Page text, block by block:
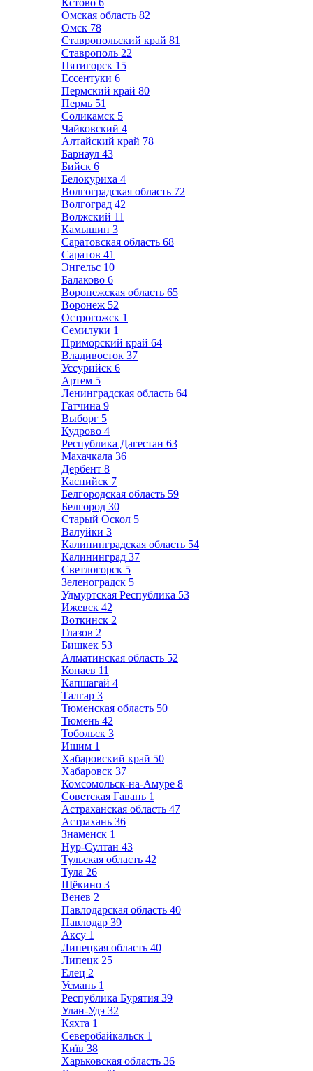
Кстово 6
Омская область 82
Омск 78
Ставропольский край 81
Ставрополь 22
Пятигорск 15
Ессентуки 6
Пермский край 80
Пермь 51
Соликамск 5
Чайковский 4
Алтайский край 78
Барнаул 43
Бийск 6
Белокуриха 4
Волгоградская область 72
Волгоград 42
Волжский 11
Камышин 3
Саратовская область 68
Саратов 41
Энгельс 10
Балаково 6
Воронежская область 65
Воронеж 52
Острогожск 1
Семилуки 1
Приморский край 64
Владивосток 37
Уссурийск 6
Артем 5
Ленинградская область 64
Гатчина 9
Выборг 5
Кудрово 4
Республика Дагестан 63
Махачкала 36
Дербент 8
Каспийск 7
Белгородская область 59
Белгород 30
Старый Оскол 5
Валуйки 3
Калининградская область 54
Калининград 37
Светлогорск 5
Зеленоградск 5
Удмуртская Республика 53
Ижевск 42
Воткинск 2
Глазов 2
Бишкек 53
Алматинская область 52
Конаев 11
Капшагай 4
Талгар 3
Тюменская область 50
Тюмень 42
Тобольск 3
Ишим 1
Хабаровский край 50
Хабаровск 37
Комсомольск-на-Амуре 8
Советская Гавань 1
Астраханская область 47
Астрахань 36
Знаменск 1
Нур-Султан 43
Тульская область 42
Тула 26
Щёкино 3
Венев 2
Павлодарская область 40
Павлодар 39
Аксу 1
Липецкая область 40
Липецк 25
Елец 2
Усмань 1
Республика Бурятия 39
Улан-Удэ 32
Кяхта 1
Северобайкальск 1
Київ 38
Харьковская область 36